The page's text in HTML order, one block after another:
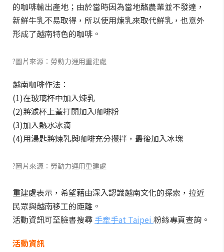
的咖啡輸出產地；由於當時因為當地酪農業並不發達，
新鮮牛乳不易取得，所以使用煉乳來取代鮮乳，也意外
形成了越南特色的咖啡。
?圖片來源：勞動力運用重建處
越南咖啡作法：
(1)在玻璃杯中加入煉乳
(2)將濾杯上蓋打開加入咖啡粉
(3)加入熱水冰滴
(4)用湯匙將煉乳與咖啡充分攪拌，最後加入冰塊
?圖片來源：勞動力運用重建處
重建處表示，希望藉由深入認識越南文化的探索，拉近
民眾與越南移工的距離。
活動資訊可至臉書搜尋 手牽手at Taipei 粉絲專頁查詢。
活動資訊